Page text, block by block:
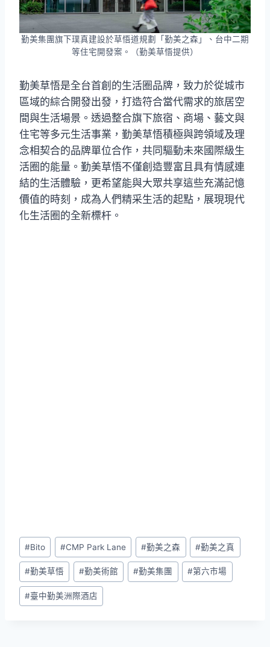
勤美集團旗下璞真建設於草悟道規劃「勤美之森」、台中二期
等住宅開發案。（勤美草悟提供）
勤美草悟是全台首創的生活圈品牌，致力於從城市
區域的綜合開發出發，打造符合當代需求的旅居空
間與生活場景。透過整合旗下旅宿、商場、藝文與
住宅等多元生活事業，勤美草悟積極與跨領域及理
念相契合的品牌單位合作，共同驅動未來國際級生
活圈的能量。勤美草悟不僅創造豐富且具有情感連
結的生活體驗，更希望能與大眾共享這些充滿記憶
價值的時刻，成為人們精采生活的起點，展現現代
化生活圈的全新標杆。
Post
Tags:
#Bito #CMP Park Lane #勤美之森 #勤美之真
#勤美草悟 #勤美術館 #勤美集團 #第六市場
#臺中勤美洲際酒店